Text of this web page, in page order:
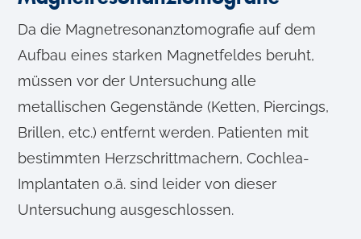
h
l
Da die Magnetresonanztomografie auf dem
Aufbau eines starken Magnetfeldes beruht,
müssen vor der Untersuchung alle
metallischen Gegenstände (Ketten, Piercings,
Brillen, etc.) entfernt werden. Patienten mit
bestimmten Herzschrittmachern, Cochlea-
Implantaten o.ä. sind leider von dieser
Untersuchung ausgeschlossen.